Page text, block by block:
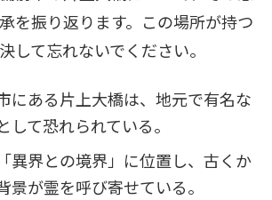
を振り返ります。この場所が持つ
して忘れないでください。
にある片上大橋は、地元で有名な
して恐れられている。
異界との境界」に位置し、古くか
景が霊を呼び寄せている。